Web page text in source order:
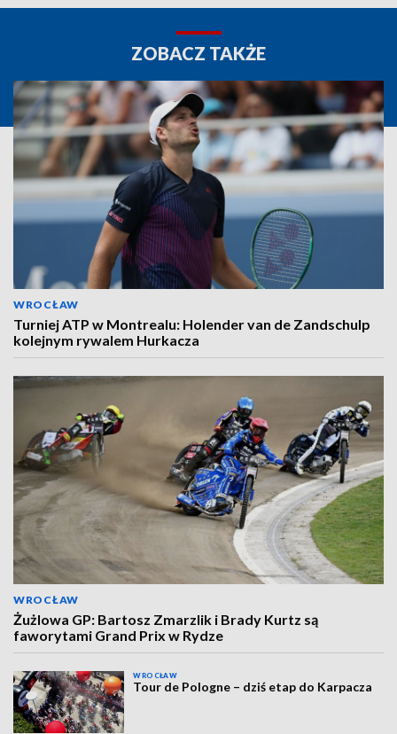
ZOBACZ TAKŻE
WROCŁAW
Turniej ATP w Montrealu: Holender van de Zandschulp
kolejnym rywalem Hurkacza
WROCŁAW
Żużlowa GP: Bartosz Zmarzlik i Brady Kurtz są
faworytami Grand Prix w Rydze
WROCŁAW
Tour de Pologne – dziś etap do Karpacza